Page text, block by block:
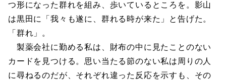
つ形になった群れを組み、歩いているところを。影山
は黒田に「我々も遂に、群れる時が来た」と告げた。
「群れ」。
製薬会社に勤める私は、財布の中に見たことのない
カードを見つける。思い当たる節のない私は周りの人
に尋ねるのだが、それぞれ違った反応を示すも、その